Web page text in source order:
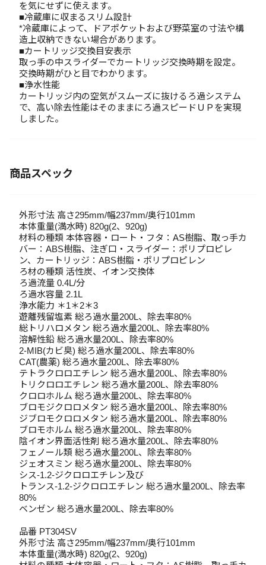
を気にせずに使えます。
■冷蔵庫に収まるスリム設計
*冷蔵庫によって、ドアポケットおよび野菜室の寸法や構
造上収納できない場合があります。
■カートリッジ交換目安表示
取っ手の中スライダーでカートリッジ交換時期を設定。
交換時期がひと目でわかります。
■浄水性能
カートリッジ内の空気がスムーズに抜けるろ過システム
で、高い除去性能はそのままにろ過スピードＵＰを実現
しました。
商品スペック
外形寸法 高さ295mm/幅237mm/奥行101mm
本体重量(満水時) 820g(2、920g)
材料の種類 本体容器・ロート・フタ：AS樹脂、取っ手カ
バー：ABS樹脂、注ぎ口・スライダー：ポリプロピレ
ン、カートリッジ：ABS樹脂・ポリプロピレン
ろ材の種類 活性炭、イオン交換体
ろ過流量 0.4L/分
ろ過水容量 2.1L
浄水能力 ＊1＊2＊3
遊離残留塩素 総ろ過水量200L、除去率80%
総トリハロメタン 総ろ過水量200L、除去率80%
溶解性鉛 総ろ過水量200L、除去率80%
2-MIB(カビ臭) 総ろ過水量200L、除去率80%
CAT(農薬) 総ろ過水量200L、除去率80%
テトラクロロエチレン 総ろ過水量200L、除去率80%
トリクロロエチレン 総ろ過水量200L、除去率80%
クロロホルム 総ろ過水量200L、除去率80%
ブロモジクロロメタン 総ろ過水量200L、除去率80%
ジブロモクロロメタン 総ろ過水量200L、除去率80%
ブロモホルム 総ろ過水量200L、除去率80%
陰イオン界面活性剤 総ろ過水量200L、除去率80%
フェノール類 総ろ過水量200L、除去率80%
ジェオスミン 総ろ過水量200L、除去率80%
シス-1.2-ジクロロエチレン及び
トランス-1.2-ジクロロエチレン 総ろ過水量200L、除去率
80%
ベンゼン 総ろ過水量200L、除去率80%
品番 PT304SV
外形寸法 高さ295mm/幅237mm/奥行101mm
本体重量(満水時) 820g(2、920g)